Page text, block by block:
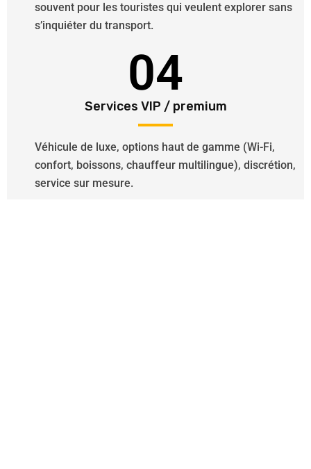
souvent pour les touristes qui veulent explorer sans
s’inquiéter du transport.
04
Services VIP / premium
Véhicule de luxe, options haut de gamme (Wi-Fi,
confort, boissons, chauffeur multilingue), discrétion,
service sur mesure.